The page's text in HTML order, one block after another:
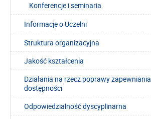
Konferencje i seminaria
Informacje o Uczelni
Struktura organizacyjna
Jakość kształcenia
Działania na rzecz poprawy zapewniania
dostępności
Odpowiedzialność dyscyplinarna